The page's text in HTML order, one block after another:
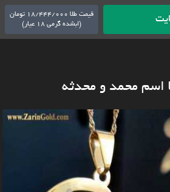
قیمت طلا 18/444/000 تومان
(ابشده گرمی 18 عیار)
اسم محمد و محدثه